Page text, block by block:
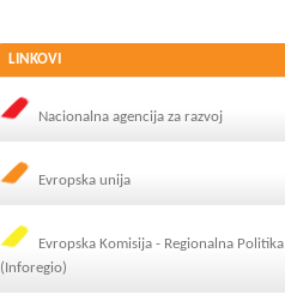
LINKOVI
Nacionalna agencija za razvoj
Evropska unija
Evropska Komisija - Regionalna Politika
(Inforegio)